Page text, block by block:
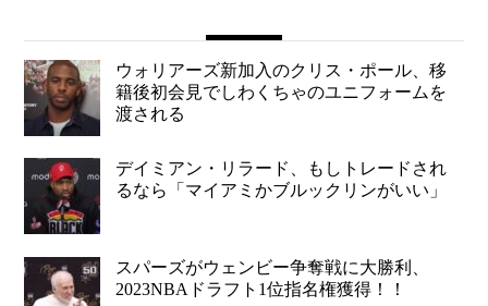
ウォリアーズ新加入のクリス・ポール、移
籍後初会見でしわくちゃのユニフォームを
渡される
デイミアン・リラード、もしトレードされ
るなら「マイアミかブルックリンがいい」
スパーズがウェンビー争奪戦に大勝利、
2023NBAドラフト1位指名権獲得！！